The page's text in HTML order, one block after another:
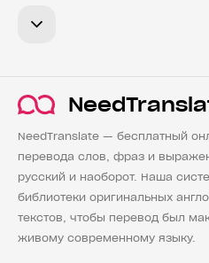
NeedTranslate — бесплатный
перевода слов, фраз и
русский и наоборот. Наша
библиотеки оригинальных
текстов, чтобы перевод был
живому современному языку.